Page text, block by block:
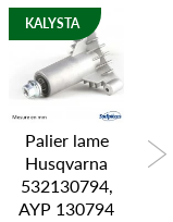
Palier lame
Husqvarna
532130794,
AYP 130794
KALYSTA